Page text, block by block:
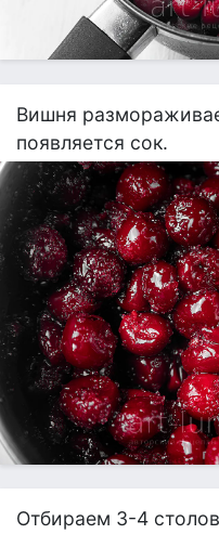
Вишня
появляется сок.
Отбираем 3-4